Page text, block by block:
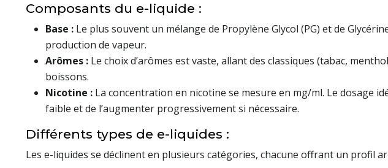
Composants du e-liquide :
Base : Le plus souvent un mélange de Propylène Glycol (PG) et de
production de vapeur.
Arômes : Le choix d’arômes est vaste, allant des classiques (tabac,
boissons.
Nicotine : La concentration en nicotine se mesure en mg/ml. Le dosage
faible et de l’augmenter progressivement si nécessaire.
Différents types de e-liquides :
Les e-liquides se déclinent en plusieurs catégories, chacune offrant un profil